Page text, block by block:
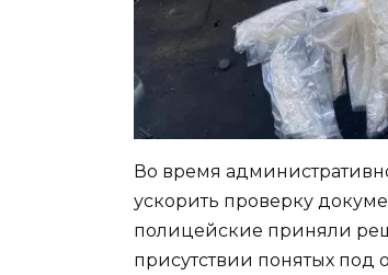
Во время
ускорить проверку
полицейские приняли
присутствии понятых